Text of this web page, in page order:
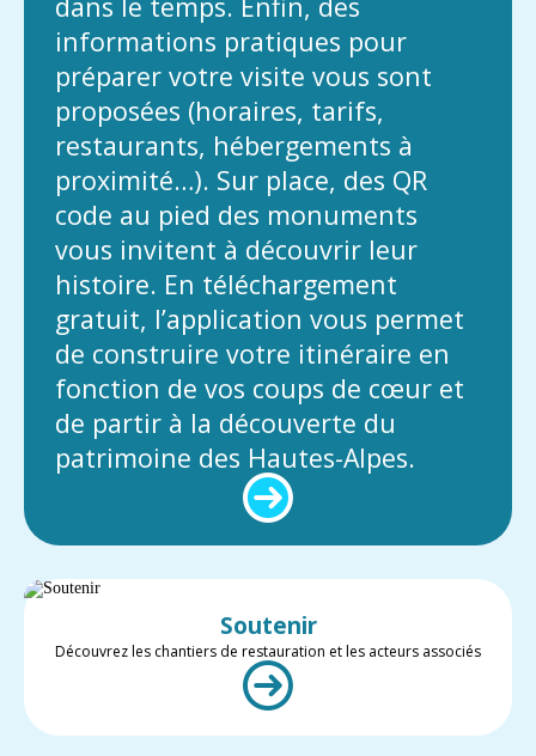
informations pratiques pour
préparer votre visite vous sont
proposées (horaires, tarifs,
restaurants, hébergements à
proximité…). Sur place, des QR
code au pied des monuments
vous invitent à découvrir leur
histoire. En téléchargement
gratuit, l’application vous permet
de construire votre itinéraire en
fonction de vos coups de cœur et
de partir à la découverte du
patrimoine des Hautes-Alpes.
Soutenir
Découvrez les chantiers de restauration et les acteurs associés